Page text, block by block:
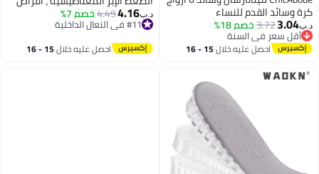
وسائد القدم للنساء
القدم للتخفيف من
لوسائد الأحذية, وسائد القدم
بونيون, وسائد القدم لكرة
3.04
3.72خصم 18%
أقل سعر في السنة
أقل سعر في السنة
احصل عليه خلال 15 - 16
اغسطس
التدليك العظامي ، تخفيف ألم
الكعب التهاب العظام الوطني دعم
الوحيد تخفيف الألم إيرغونومية
مساندة القدم للراحة (M 40-43)
د.ب‏ 4.16
4.49خصم 7%
#11 في النعال الداخلية
#11 في النعال الداخلية
احصل عليه خلال 15 - 16
اغسطس